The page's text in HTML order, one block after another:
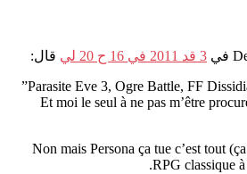
في 3 قد 2011 في 16 ح 20 لي
قال:
Parasite Eve 3, Ogre Battle, FF
”
Et moi le seul à ne pas m’être
Non mais Persona ça tue c’est tout (
RPG classique